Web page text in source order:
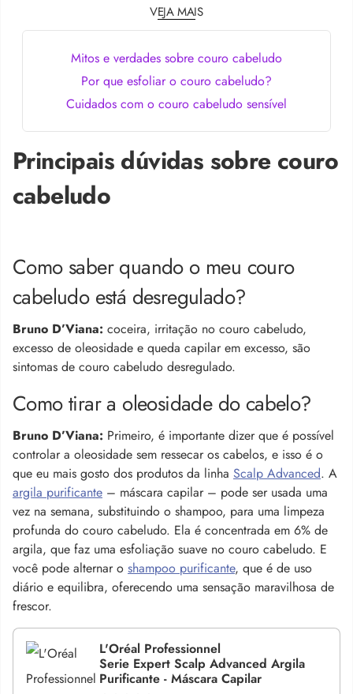
VEJA MAIS
Mitos e verdades sobre couro cabeludo
Por que esfoliar o couro cabeludo?
Cuidados com o couro cabeludo sensível
Principais dúvidas sobre couro
cabeludo
Como saber quando o meu couro
cabeludo está desregulado?
Bruno D’Viana: coceira, irritação no couro cabeludo,
excesso de oleosidade e queda capilar em excesso, são
sintomas de couro cabeludo desregulado.
Como tirar a oleosidade do cabelo?
Bruno D’Viana: Primeiro, é importante dizer que é possível
controlar a oleosidade sem ressecar os cabelos, e isso é o
que eu mais gosto dos produtos da linha Scalp Advanced. A
argila purificante – máscara capilar – pode ser usada uma
vez na semana, substituindo o shampoo, para uma limpeza
profunda do couro cabeludo. Ela é concentrada em 6% de
argila, que faz uma esfoliação suave no couro cabeludo. E
você pode alternar o shampoo purificante, que é de uso
diário e equilibra, oferecendo uma sensação maravilhosa de
frescor.
L'Oréal Professionnel
Serie Expert Scalp Advanced Argila
Purificante - Máscara Capilar